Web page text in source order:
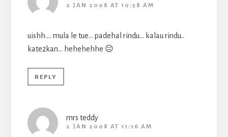
2 JAN 2008 AT 10:58 AM
uishh…. mula le tue… padehal rindu… kalau rindu..
kate2kan… hehehehhe 😐
REPLY
mrs teddy
2 JAN 2008 AT 11:16 AM